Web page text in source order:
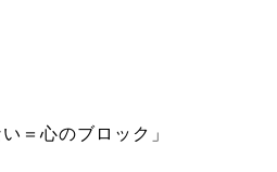
＝心のブロック」